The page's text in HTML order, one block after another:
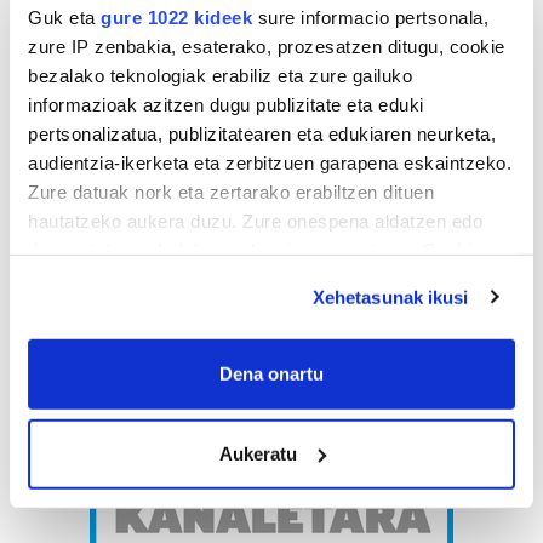
Guk eta gure 1022 kideek sure informacio pertsonala,
zure IP zenbakia, esaterako, prozesatzen ditugu, cookie
bezalako teknologiak erabiliz eta zure gailuko
informazioak azitzen dugu publizitate eta eduki
pertsonalizatua, publizitatearen eta edukiaren neurketa,
audientzia-ikerketa eta zerbitzuen garapena eskaintzeko.
Zure datuak nork eta zertarako erabiltzen dituen
hautatzeko aukera duzu. Zure onespena aldatzen edo
If you allow, we would also like to:
Collect information about your geographical
meters
Identify your device by actively scanning it for
specific characteristics (fingerprinting)
Find out more about how your personal data is processed
Xehetasunak ikusi
Dena onartu
Aukeratu